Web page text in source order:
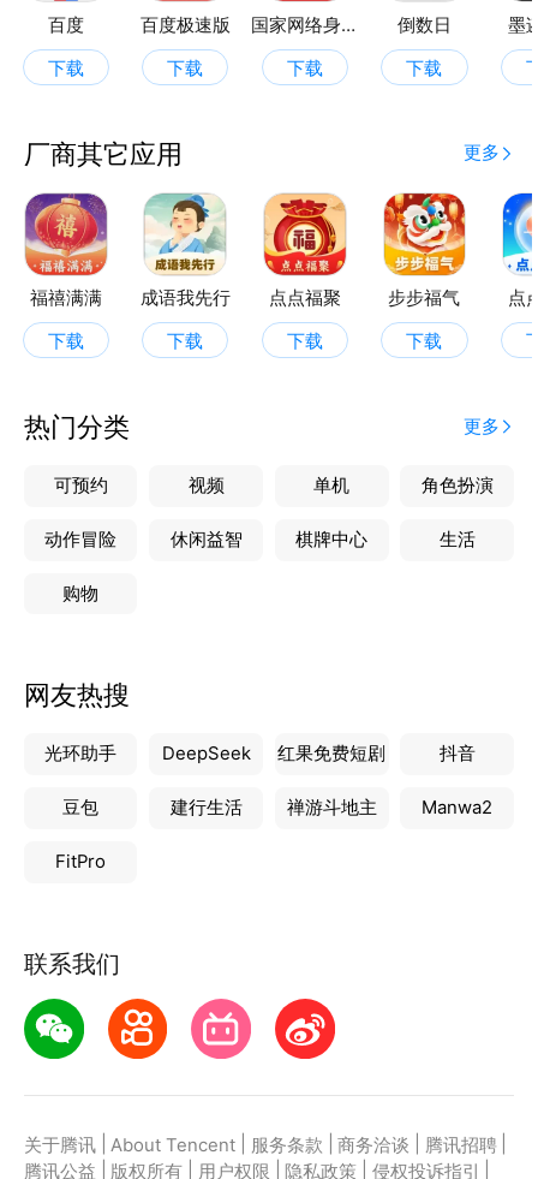
蔬菜营养，清晰呈现
展示多种蔬菜，按叶菜类、根茎类、瓜果类分类，方便
您了解不同蔬菜所属类别，获取其营养信息，助力合理
健康知识，随时掌握
推送健康小常识，如在户外步行的益处等。还有身体质
量指数 BMI、标准体重、基础代谢率等计算器，帮您
随时了解自身健康指标。
祥福盈盈，为您的健康生活添吉祥、增福运，是您日常
健康管理与知识探索的好伙伴。
百度
下载
百度极速版
下载
国家网络身份认证
下载
倒数日
下载
墨
厂商其它应用 更多
福禧满满
下载
成语我先行
下载
点点福聚
下载
步步福气
下载
点
热门分类 更多
可预约 视频 单机 角色扮演
动作冒险 休闲益智 棋牌中心 生活
购物
网友热搜
光环助手 DeepSeek 红果免费短剧 抖音
豆包 建行生活 禅游斗地主 Manwa2
FitPro
联系我们
关于腾讯 About Tencent 服务条款 商务洽谈 腾讯招聘
腾讯公益
版权所有 用户权限 隐私政策 侵权投诉指引